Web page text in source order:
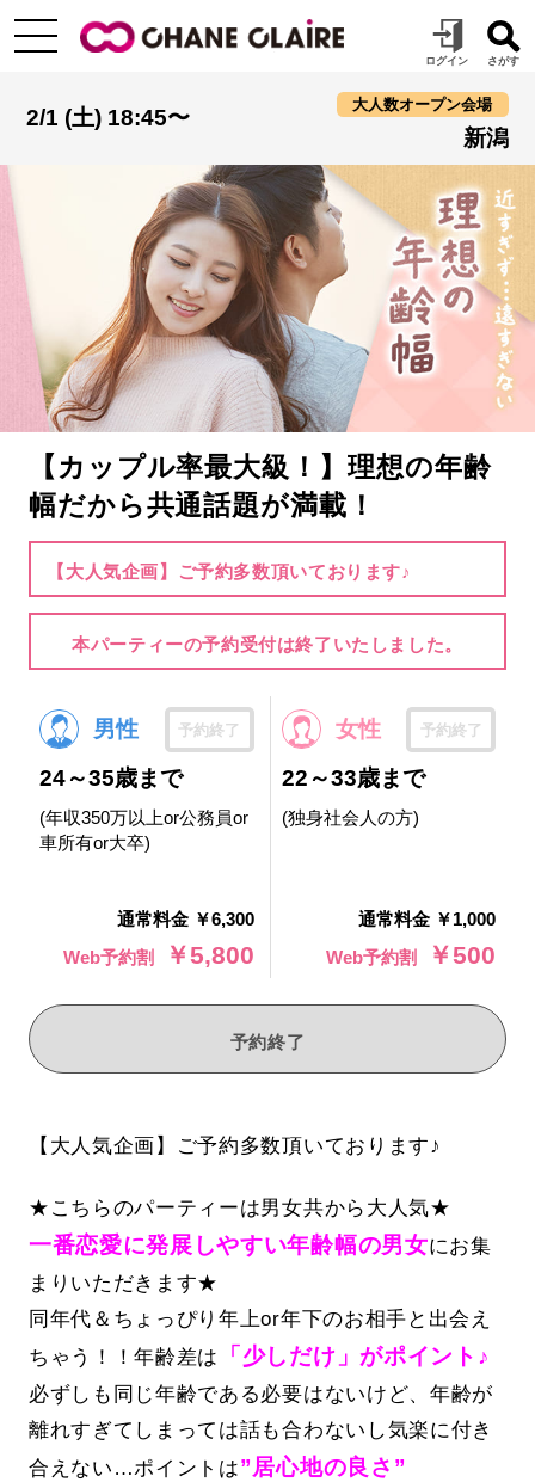
2/1 (土) 18:45〜
大人数オープン会場
新潟
【カップル率最大級！】理想の年齢
幅だから共通話題が満載！
【大人気企画】ご予約多数頂いております♪
本パーティーの予約受付は終了いたしました。
男性 予約終了
24～35歳まで
(年収350万以上or公務員or
車所有or大卒)
通常料金 ￥6,300
Web予約割
￥5,800
女性 予約終了
22～33歳まで
(独身社会人の方)
通常料金 ￥1,000
Web予約割
￥500
予約終了
【大人気企画】ご予約多数頂いております♪
★こちらのパーティーは男女共から大人気★
一番恋愛に発展しやすい年齢幅の男女にお集
まりいただきます★
同年代＆ちょっぴり年上or年下のお相手と出会え
ちゃう！！年齢差は
「少しだけ」がポイント♪
必ずしも同じ年齢である必要はないけど、年齢が
離れすぎてしまっては話も合わないし気楽に付き
合えない…ポイントは”居心地の良さ”